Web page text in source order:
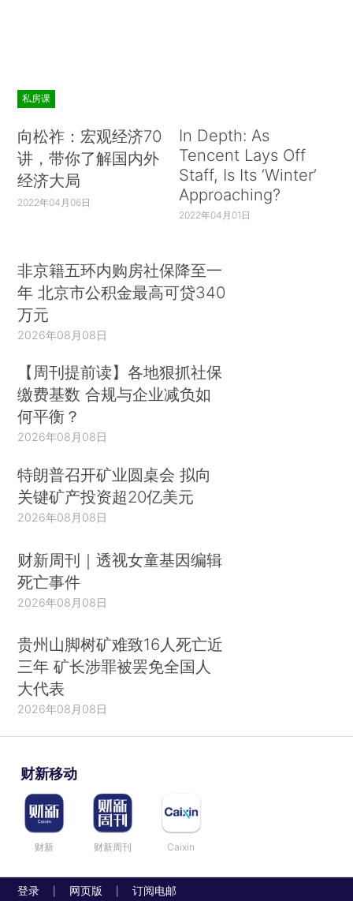
私房课
向松祚：宏观经济70
讲，带你了解国内外
经济大局
2022年04月06日
In Depth: As
Tencent Lays Off
Staff, Is Its ‘Winter’
Approaching?
2022年04月01日
非京籍五环内购房社保降至一
年 北京市公积金最高可贷340
万元
2026年08月08日
【周刊提前读】各地狠抓社保
缴费基数 合规与企业减负如
何平衡？
2026年08月08日
特朗普召开矿业圆桌会 拟向
关键矿产投资超20亿美元
2026年08月08日
财新周刊｜透视女童基因编辑
死亡事件
2026年08月08日
贵州山脚树矿难致16人死亡近
三年 矿长涉罪被罢免全国人
大代表
2026年08月08日
财新移动
财新 财新周刊 Caixin
登录 网页版 订阅电邮